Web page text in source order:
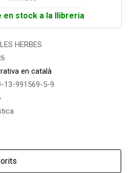
en stock a la llibreria
HERBES
en català
13-991569-5-9